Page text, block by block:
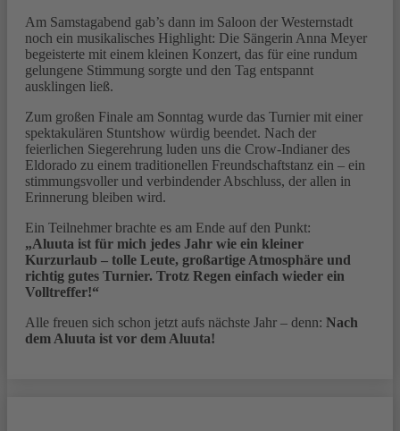
Am Samstagabend gab’s dann im Saloon der Westernstadt
noch ein musikalisches Highlight: Die Sängerin Anna Meyer
begeisterte mit einem kleinen Konzert, das für eine rundum
gelungene Stimmung sorgte und den Tag entspannt
ausklingen ließ.
Zum großen Finale am Sonntag wurde das Turnier mit einer
spektakulären Stuntshow würdig beendet. Nach der
feierlichen Siegerehrung luden uns die Crow-Indianer des
Eldorado zu einem traditionellen Freundschaftstanz ein – ein
stimmungsvoller und verbindender Abschluss, der allen in
Erinnerung bleiben wird.
Ein Teilnehmer brachte es am Ende auf den Punkt:
„Aluuta ist für mich jedes Jahr wie ein kleiner
Kurzurlaub – tolle Leute, großartige Atmosphäre und
richtig gutes Turnier. Trotz Regen einfach wieder ein
Volltreffer!“
Alle freuen sich schon jetzt aufs nächste Jahr – denn: Nach
dem Aluuta ist vor dem Aluuta!